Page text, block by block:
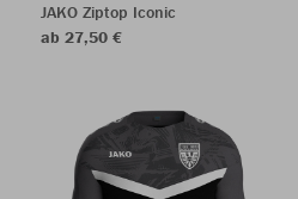
JAKO Ziptop Iconic
ab 27,50 €